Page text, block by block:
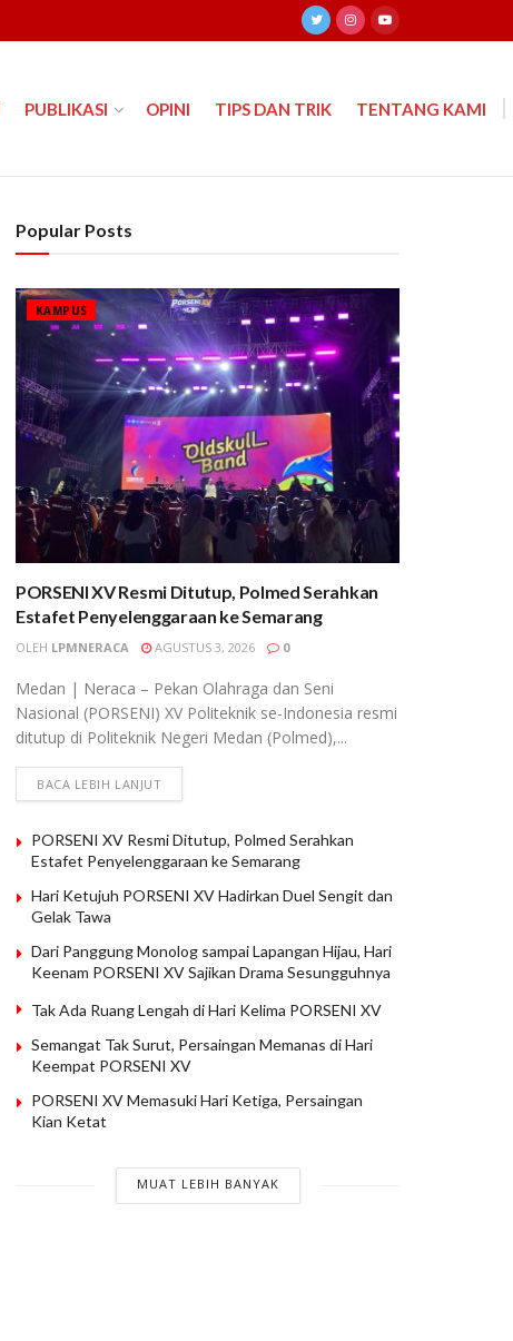
PUBLIKASI OPINI TIPS DAN TRIK TENTANG KAMI
Popular Posts
KAMPUS
PORSENI XV Resmi Ditutup, Polmed Serahkan
Estafet Penyelenggaraan ke Semarang
OLEH LPMNERACA AGUSTUS 3, 2026 0
Medan | Neraca – Pekan Olahraga dan Seni
Nasional (PORSENI) XV Politeknik se-Indonesia resmi
ditutup di Politeknik Negeri Medan (Polmed),...
BACA LEBIH LANJUT
PORSENI XV Resmi Ditutup, Polmed Serahkan
Estafet Penyelenggaraan ke Semarang
Hari Ketujuh PORSENI XV Hadirkan Duel Sengit dan
Gelak Tawa
Dari Panggung Monolog sampai Lapangan Hijau, Hari
Keenam PORSENI XV Sajikan Drama Sesungguhnya
Tak Ada Ruang Lengah di Hari Kelima PORSENI XV
Semangat Tak Surut, Persaingan Memanas di Hari
Keempat PORSENI XV
PORSENI XV Memasuki Hari Ketiga, Persaingan
Kian Ketat
MUAT LEBIH BANYAK